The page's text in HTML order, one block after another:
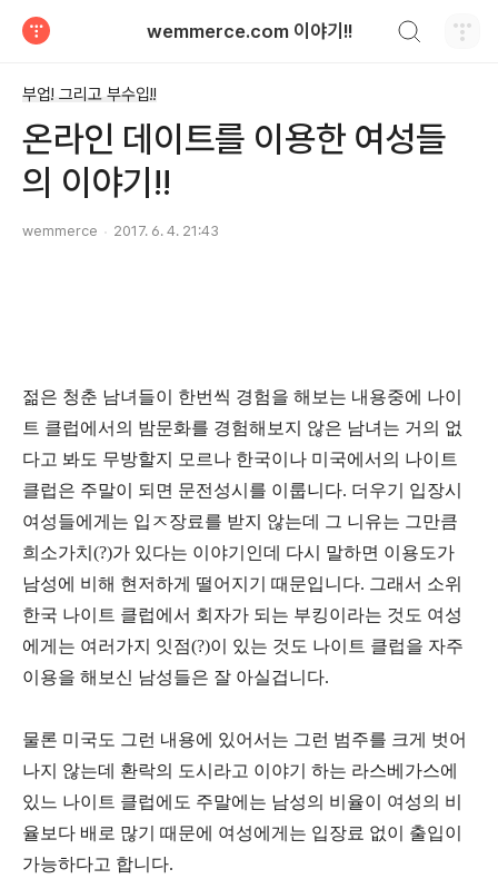
wemmerce.com 이야기!!
부업! 그리고 부수입!!
온라인 데이트를 이용한 여성들
의 이야기!!
wemmerce 2017. 6. 4. 21:43
젊은 청춘 남녀들이 한번씩 경험을 해보는 내용중에 나이
트 클럽에서의 밤문화를 경험해보지 않은 남녀는 거의 없
다고 봐도 무방할지 모르나 한국이나 미국에서의 나이트
클럽은 주말이 되면 문전성시를 이룹니다. 더우기 입장시
여성들에게는 입ㅈ장료를 받지 않는데 그 니유는 그만큼
희소가치(?)가 있다는 이야기인데 다시 말하면 이용도가
남성에 비해 현저하게 떨어지기 때문입니다. 그래서 소위
한국 나이트 클럽에서 회자가 되는 부킹이라는 것도 여성
에게는 여러가지 잇점(?)이 있는 것도 나이트 클럽을 자주
이용을 해보신 남성들은 잘 아실겁니다.
물론 미국도 그런 내용에 있어서는 그런 범주를 크게 벗어
나지 않는데 환락의 도시라고 이야기 하는 라스베가스에
있느 나이트 클럽에도 주말에는 남성의 비율이 여성의 비
율보다 배로 많기 때문에 여성에게는 입장료 없이 출입이
가능하다고 합니다.